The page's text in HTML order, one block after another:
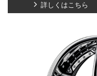
詳しくはこちら